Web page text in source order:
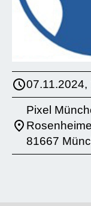
Pixel
81667